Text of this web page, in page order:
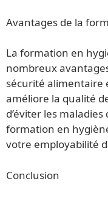
Avantages de la
La formation en
nombreux
sécurité alimentaire
améliore la qualité
d’éviter les
formation en
votre employabilité
Conclusion